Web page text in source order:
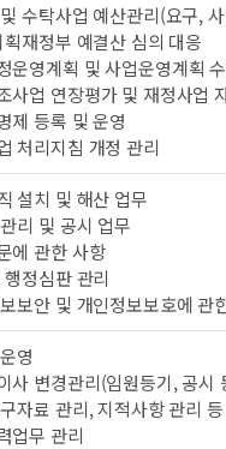
수탁사업 예산관리(요구,
재정부 예결산 심의 대응
운영계획 및 사업운영계획
사업 연장평가 및 재정사업
제 등록 및 운영
처리지침 개정 관리
설치 및 해산 업무
리 및 공시 업무
에 관한 사항
정심판 관리
보안 및 개인정보보호에 관
영
사 변경관리(임원등기, 공시
자료 관리, 지적사항 관리 등
업무 관리